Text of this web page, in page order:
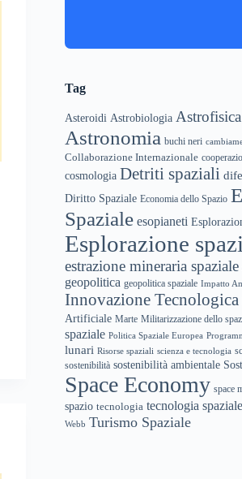
Tag
Asteroidi Astrobiologia Astrofisica
Astronomia buchi neri
Collaborazione Internazionale
cosmologia Detriti spaziali
Diritto Spaziale Economia dello Spazio
Spaziale esopianeti
Esplorazione
estrazione mineraria spaziale
geopolitica geopolitica spaziale Impatto
Innovazione Tecnologica
Artificiale Marte Militarizzazione dello
spaziale Politica Spaziale Europea
lunari Risorse spaziali scienza e tecnologia
sostenibilità sostenibilità ambientale
Space Economy space
spazio tecnologia tecnologia spaziale
Webb Turismo Spaziale